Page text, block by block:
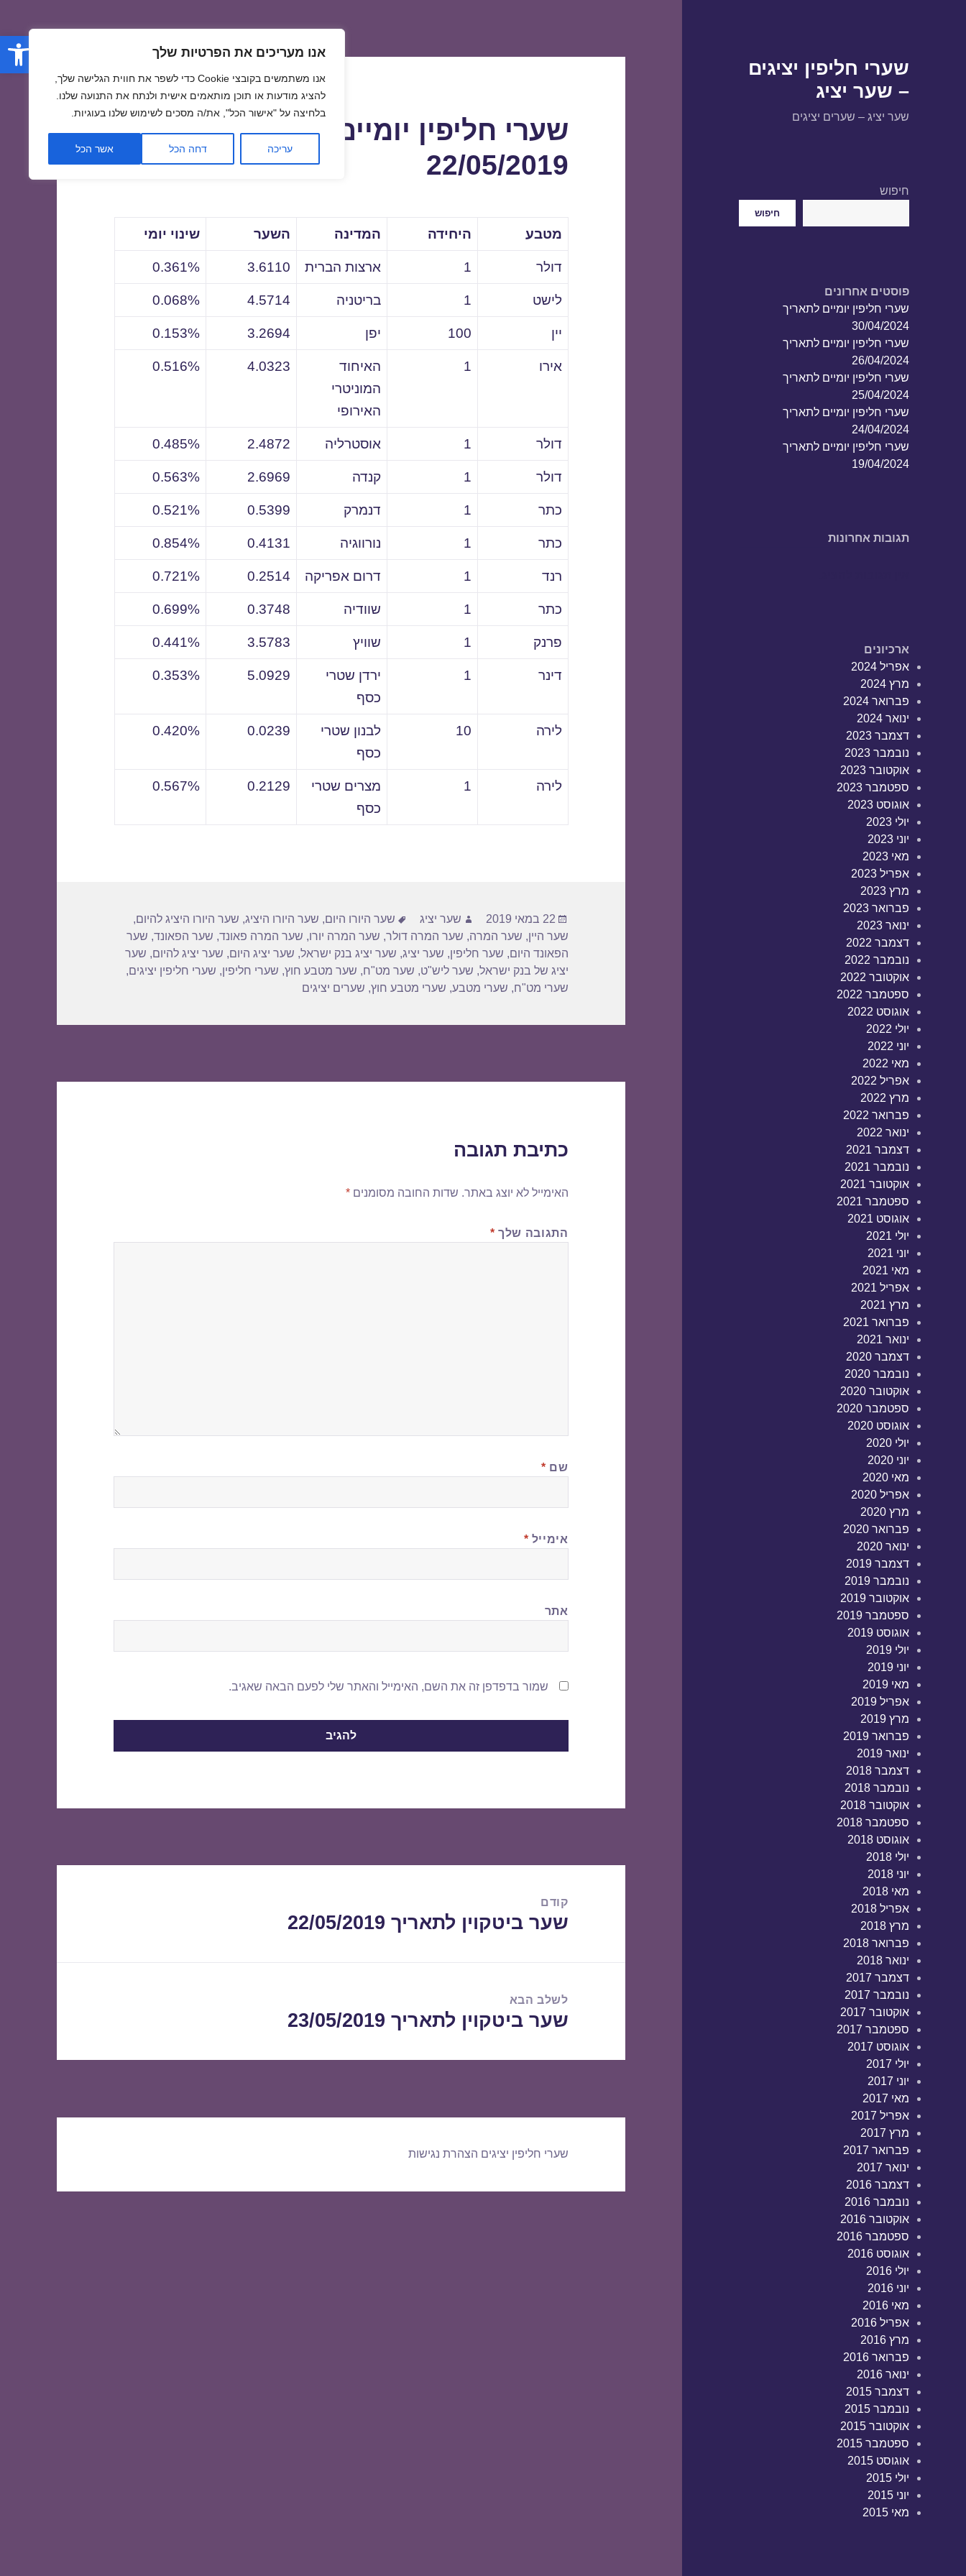
פתח אנו מעריכים את הפרטיות שלך
אנו משתמשים בקובצי Cookie כדי לשפר את חווית הגלישה שלך,
להציג מודעות או תוכן מותאמים אישית ולנתח את התנועה שלנו.
בלחיצה על "אישור הכל", את/ה מסכים לשימוש שלנו בעוגיות.
עריכה דחה הכל אשר הכל
שערי חליפין יציגים
– שער יציג
שער יציג – שערים יציגים
חיפוש
חיפוש
פוסטים אחרונים
שערי חליפין יומיים לתאריך
30/04/2024
שערי חליפין יומיים לתאריך
26/04/2024
שערי חליפין יומיים לתאריך
25/04/2024
שערי חליפין יומיים לתאריך
24/04/2024
שערי חליפין יומיים לתאריך
19/04/2024
תגובות אחרונות
ארכיונים
אפריל 2024
מרץ 2024
פברואר 2024
ינואר 2024
דצמבר 2023
נובמבר 2023
אוקטובר 2023
ספטמבר 2023
אוגוסט 2023
יולי 2023
יוני 2023
מאי 2023
אפריל 2023
מרץ 2023
פברואר 2023
ינואר 2023
דצמבר 2022
נובמבר 2022
אוקטובר 2022
ספטמבר 2022
אוגוסט 2022
יולי 2022
יוני 2022
מאי 2022
אפריל 2022
מרץ 2022
פברואר 2022
ינואר 2022
דצמבר 2021
נובמבר 2021
אוקטובר 2021
ספטמבר 2021
אוגוסט 2021
יולי 2021
יוני 2021
מאי 2021
אפריל 2021
מרץ 2021
פברואר 2021
ינואר 2021
דצמבר 2020
נובמבר 2020
אוקטובר 2020
ספטמבר 2020
אוגוסט 2020
יולי 2020
יוני 2020
מאי 2020
אפריל 2020
מרץ 2020
פברואר 2020
ינואר 2020
דצמבר 2019
נובמבר 2019
אוקטובר 2019
ספטמבר 2019
אוגוסט 2019
יולי 2019
יוני 2019
מאי 2019
אפריל 2019
מרץ 2019
פברואר 2019
ינואר 2019
דצמבר 2018
נובמבר 2018
אוקטובר 2018
ספטמבר 2018
אוגוסט 2018
יולי 2018
יוני 2018
מאי 2018
אפריל 2018
מרץ 2018
פברואר 2018
ינואר 2018
דצמבר 2017
נובמבר 2017
אוקטובר 2017
ספטמבר 2017
אוגוסט 2017
יולי 2017
יוני 2017
מאי 2017
אפריל 2017
מרץ 2017
פברואר 2017
ינואר 2017
דצמבר 2016
נובמבר 2016
אוקטובר 2016
ספטמבר 2016
אוגוסט 2016
יולי 2016
יוני 2016
מאי 2016
אפריל 2016
מרץ 2016
פברואר 2016
ינואר 2016
דצמבר 2015
נובמבר 2015
אוקטובר 2015
ספטמבר 2015
אוגוסט 2015
יולי 2015
יוני 2015
מאי 2015
שערי חליפין יומיים לתאריך
22/05/2019
מטבע היחידה המדינה השער שינוי יומי
דולר 1 ארצות הברית 3.6110
0.361%
לישט 1 בריטניה 4.5714
0.068%
יין 100 יפן 3.2694
0.153%
אירו 1
האיחוד
המוניטרי
האירופי
4.0323
0.516%
דולר 1 אוסטרליה 2.4872
0.485%
דולר 1 קנדה 2.6969
0.563%
כתר 1 דנמרק 0.5399
0.521%
כתר 1 נורווגיה 0.4131
0.854%
רנד 1 דרום אפריקה 0.2514
0.721%
כתר 1 שוודיה 0.3748
0.699%
פרנק 1 שוויץ 3.5783
0.441%
דינר 1
ירדן שטרי
כסף
5.0929
0.353%
לירה 10
לבנון שטרי
כסף
0.0239
0.420%
לירה 1
מצרים שטרי
כסף
0.2129
0.567%
פורסם
בתאריך
22 במאי 2019 מחבר
שער יציג תגיות
שער היורו היום, שער היורו היציג, שער היורו היציג להיום,
שער היין, שער המרה, שער המרה דולר, שער המרה יורו, שער המרה פאונד, שער הפאונד, שער
הפאונד היום, שער חליפין, שער יציג, שער יציג בנק ישראל, שער יציג היום, שער יציג להיום, שער
יציג של בנק ישראל, שער ליש"ט, שער מט"ח, שער מטבע חוץ, שערי חליפין, שערי חליפין יציגים,
שערי מט"ח, שערי מטבע, שערי מטבע חוץ, שערים יציגים
כתיבת תגובה
האימייל לא יוצג באתר. שדות החובה מסומנים*
התגובה שלך *
שם *
אימייל *
אתר
שמור בדפדפן זה את השם, האימייל והאתר שלי לפעם הבאה שאגיב.
קודם
הפוסט
שער ביטקוין לתאריך 22/05/2019
לשלב הבא
הפוסט
שער ביטקוין לתאריך 23/05/2019
שערי חליפין יציגים הצהרת נגישות